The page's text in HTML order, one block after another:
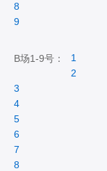
8
9
B场1-9号：
1
2
3
4
5
6
7
8